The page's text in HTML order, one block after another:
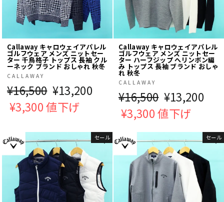
Callaway キャロウェイアパレル
ゴルフウェア メンズ ニットセー
ター 千鳥格子 トップス 長袖 クル
ーネック ブランド おしゃれ 秋冬
CALLAWAY
通
常
格
¥16,500 販
売
格
¥13,200
¥3,300 値下げ
Callaway キャロウェイアパレル
ゴルフウェア メンズ ニットセー
ター ハーフジップ へリンボン編
み トップス 長袖 ブランド おしゃ
れ 秋冬
CALLAWAY
通
常
格
¥16,500 販
売
価
格
¥13,200
¥3,300 値下げ
セール セール